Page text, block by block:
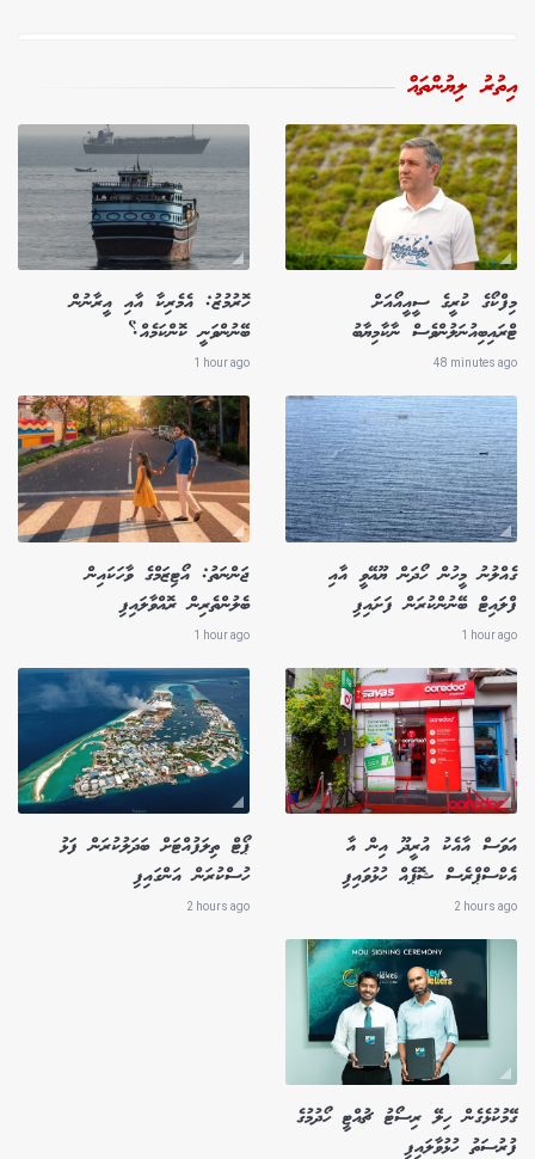
އިތުރު ލިޔުންތައް
މިފްކޯގެ ކުރީގެ ސީއީއޯއަށް
ޓްރައިބިއުނަލުންވެސް ނާކާމިޔާބު
48 minutes ago
ހޮރުމުޒު: އެމެރިކާ އާއި އީރާނުން
ބޭނުންވަނީ ކޮންކަމެއް؟
1 hour ago
ގެއްލުނު މީހުން ހޯދަން ޔޫއޭވީ އާއި
ފްލައިޓް ބޭނުންކުރަން ފަށައިފި
1 hour ago
ޖަންނަތު: އޯޓިޒަމްގެ ވާހަކައިން
ބެލުންތެރިން ރޮއްވާލައިފި
1 hour ago
އަވަސް އާއެކު އުރީދޫ އިން އާ
އެކްސްޕްރެސް ޝޮޕެއް ހުޅުވައިފި
2 hours ago
ޕޯޓް ތިލަފުއްޓަށް ބަދަލުކުރަން ފަޅު
ހުސްކުރަން އަންގައިފި
2 hours ago
ގޭމުކުޅެގެން ހިލޭ ރިސޯޓު ޗުއްޓީ ހޯދުމުގެ
ފުރުސަތު ހުޅުވާލައިފި